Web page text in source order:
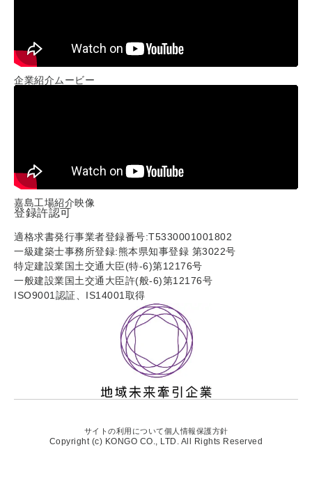
企業紹介ムービー
嘉島工場紹介映像
登録許認可
適格求書発行事業者登録番号:T5330001001802
一級建築士事務所登録:熊本県知事登録 第3022号
特定建設業国土交通大臣(特-6)第12176号
一般建設業国土交通大臣許(般-6)第12176号
ISO9001認証、IS14001取得
サイトの利用について個人情報保護方針
Copyright (c) KONGO CO., LTD. All Rights Reserved